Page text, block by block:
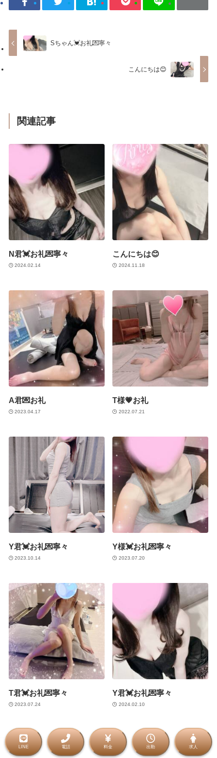
Sちゃん💓お礼💌寧々
こんにちは😊
関連記事
N君💓お礼💌寧々
2024.02.14
こんにちは😊
2024.11.18
A君💌お礼
2023.04.17
T様💗お礼
2022.07.21
Y君💓お礼💌寧々
2023.10.14
Y様💓お礼💌寧々
2023.07.20
T君💓お礼💌寧々
2023.07.24
Y君💓お礼💌寧々
2024.02.10
2021 金沢メンズエステ Rritz（アールリッツ）
LINE 電話 料金 出勤 求人